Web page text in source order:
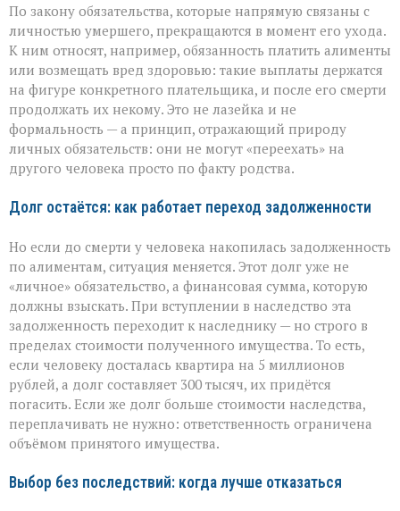
По закону обязательства, которые напрямую связаны с
личностью умершего, прекращаются в момент его ухода.
К ним относят, например, обязанность платить алименты
или возмещать вред здоровью: такие выплаты держатся
на фигуре конкретного плательщика, и после его смерти
продолжать их некому. Это не лазейка и не
формальность — а принцип, отражающий природу
личных обязательств: они не могут «переехать» на
другого человека просто по факту родства.
Долг остаётся: как работает переход задолженности
Но если до смерти у человека накопилась задолженность
по алиментам, ситуация меняется. Этот долг уже не
«личное» обязательство, а финансовая сумма, которую
должны взыскать. При вступлении в наследство эта
задолженность переходит к наследнику — но строго в
пределах стоимости полученного имущества. То есть,
если человеку досталась квартира на 5 миллионов
рублей, а долг составляет 300 тысяч, их придётся
погасить. Если же долг больше стоимости наследства,
переплачивать не нужно: ответственность ограничена
объёмом принятого имущества.
Выбор без последствий: когда лучше отказаться